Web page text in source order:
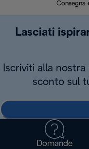
Consegna
Lasciati
Iscriviti alla
sconto sul
Domande